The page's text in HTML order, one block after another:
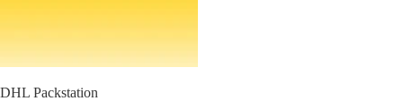
DHL Packstation